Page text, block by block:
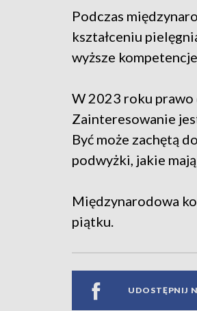
Podczas
kształceniu
wyższe kompetencje.
W 2023 roku prawo
Zainteresowanie
Być może zachętą
podwyżki, jakie
Międzynarodowa
piątku.
UDOSTĘPNIJ